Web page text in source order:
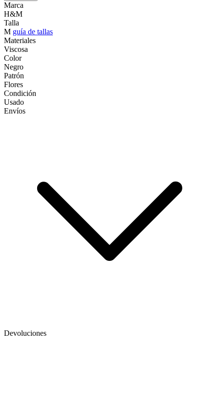
Marca
H&M
Talla
M guía de tallas
Materiales
Viscosa
Color
Negro
Patrón
Flores
Condición
Usado
Envíos
Devoluciones